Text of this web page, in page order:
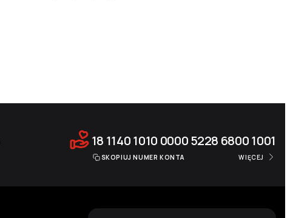
18 1140 1010 0000 5228 6800 1001
SKOPIUJ NUMER KONTA WIĘCEJ